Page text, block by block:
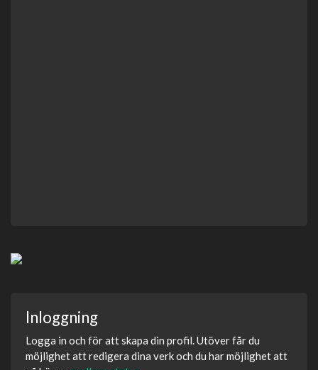
Inloggning
Logga in och för att skapa din profil. Utöver får du
möjlighet att redigera dina verk och du har möjlighet att